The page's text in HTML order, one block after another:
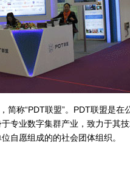
称“PDT联盟”。PDT联盟是在
专业数字集群产业，致力于其
自愿组成的的社会团体组织。